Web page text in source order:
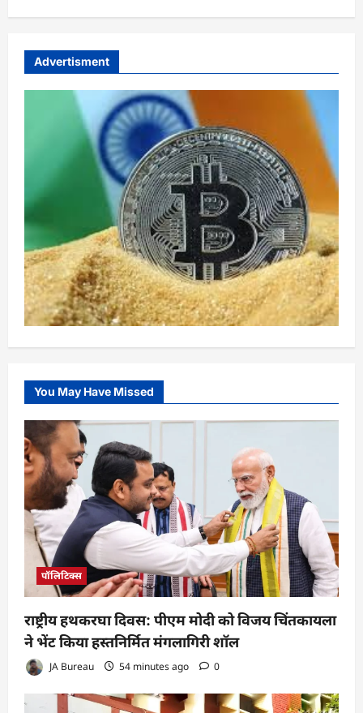
Advertisment
You May Have Missed
पॉलिटिक्स
राष्ट्रीय हथकरघा दिवस: पीएम मोदी को विजय चिंतकायला
ने भेंट किया हस्तनिर्मित मंगलागिरी शॉल
JA Bureau 54 minutes ago 0